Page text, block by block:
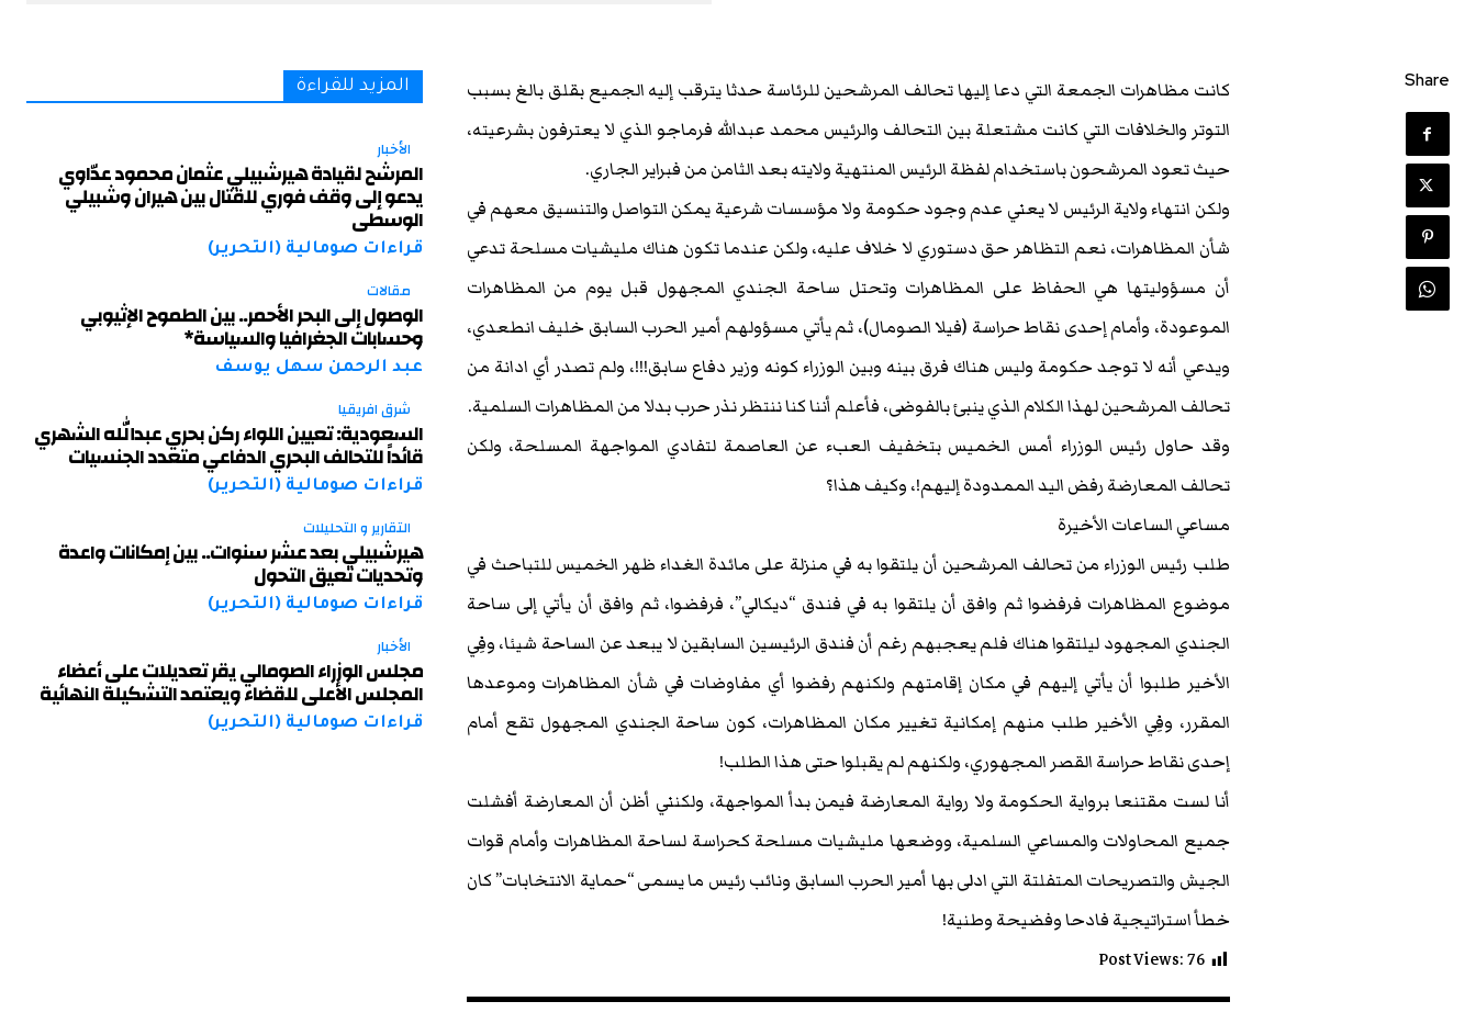
المزيد للقراءة
الأخبار
المرشح لقيادة هيرشبيلي عثمان محمود عدّاوي
يدعو إلى وقف فوري للقتال بين هيران وشبيلي
الوسطى
قراءات صومالية (التحرير)
مقالات
الوصول إلى البحر الأحمر.. بين الطموح الإثيوبي
وحسابات الجغرافيا والسياسة*
عبد الرحمن سهل يوسف
شرق افريقيا
السعودية: تعيين اللواء ركن بحري عبدالله الشهري
قائداً للتحالف البحري الدفاعي متعدد الجنسيات
قراءات صومالية (التحرير)
التقارير و التحليلات
هيرشبيلي بعد عشر سنوات.. بين إمكانات واعدة
وتحديات تعيق التحول
قراءات صومالية (التحرير)
الأخبار
مجلس الوزراء الصومالي يقر تعديلات على أعضاء
المجلس الأعلى للقضاء ويعتمد التشكيلة النهائية
قراءات صومالية (التحرير)
كانت مظاهرات الجمعة التي دعا إليها تحالف المرشحين للرئاسة حدثا يترقب إليه الجميع بقلق بالغ بسبب
التوتر والخلافات التي كانت مشتعلة بين التحالف والرئيس محمد عبدالله فرماجو الذي لا يعترفون بشرعيته،
حيث تعود المرشحون باستخدام لفظة الرئيس المنتهية ولايته بعد الثامن من فبراير الجاري.
ولكن انتهاء ولاية الرئيس لا يعني عدم وجود حكومة ولا مؤسسات شرعية يمكن التواصل والتنسيق معهم في
شأن المظاهرات، نعم التظاهر حق دستوري لا خلاف عليه، ولكن عندما تكون هناك مليشيات مسلحة تدعي
أن مسؤوليتها هي الحفاظ على المظاهرات وتحتل ساحة الجندي المجهول قبل يوم من المظاهرات
الموعودة، وأمام إحدى نقاط حراسة (فيلا الصومال)، ثم يأتي مسؤولهم أمير الحرب السابق خليف انطعدي،
ويدعي أنه لا توجد حكومة وليس هناك فرق بينه وبين الوزراء كونه وزير دفاع سابق!!!، ولم تصدر أي ادانة من
تحالف المرشحين لهذا الكلام الذي ينبئ بالفوضى، فأعلم أننا كنا ننتظر نذر حرب بدلا من المظاهرات السلمية.
وقد حاول رئيس الوزراء أمس الخميس بتخفيف العبء عن العاصمة لتفادي المواجهة المسلحة، ولكن
تحالف المعارضة رفض اليد الممدودة إليهم!، وكيف هذا؟
مساعي الساعات الأخيرة
طلب رئيس الوزراء من تحالف المرشحين أن يلتقوا به في منزلة على مائدة الغداء ظهر الخميس للتباحث في
موضوع المظاهرات فرفضوا ثم وافق أن يلتقوا به في فندق “ديكالي”، فرفضوا، ثم وافق أن يأتي إلى ساحة
الجندي المجهود ليلتقوا هناك فلم يعجبهم رغم أن فندق الرئيسين السابقين لا يبعد عن الساحة شيئا، وفِي
الأخير طلبوا أن يأتي إليهم في مكان إقامتهم ولكنهم رفضوا أي مفاوضات في شأن المظاهرات وموعدها
المقرر، وفِي الأخير طلب منهم إمكانية تغيير مكان المظاهرات، كون ساحة الجندي المجهول تقع أمام
إحدى نقاط حراسة القصر المجهوري، ولكنهم لم يقبلوا حتى هذا الطلب!
أنا لست مقتنعا برواية الحكومة ولا رواية المعارضة فيمن بدأ المواجهة، ولكنني أظن أن المعارضة أفشلت
جميع المحاولات والمساعي السلمية، ووضعها مليشيات مسلحة كحراسة لساحة المظاهرات وأمام قوات
الجيش والتصريحات المتفلتة التي ادلى بها أمير الحرب السابق ونائب رئيس ما يسمى “حماية الانتخابات” كان
خطأ استراتيجية فادحا وفضيحة وطنية!
Post Views:76
Share